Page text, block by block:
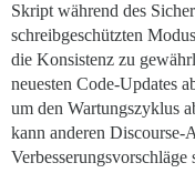
Skript während des
schreibgeschützten
die Konsistenz zu
neuesten Code-Updates
um den Wartungszyklus
kann anderen Discourse-